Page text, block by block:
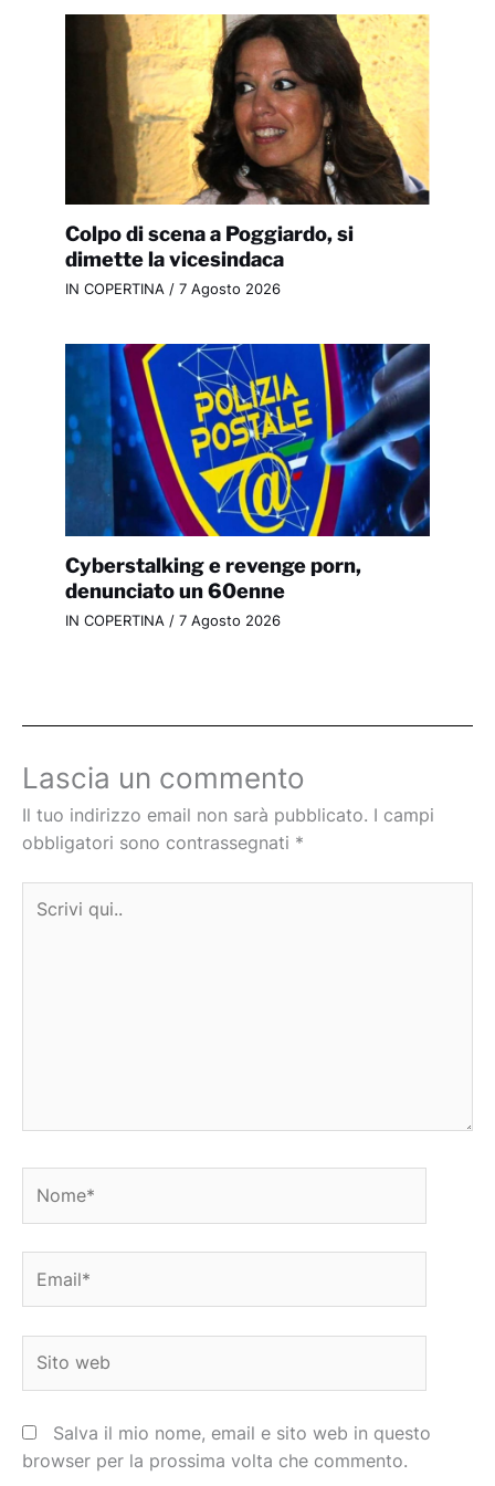
Colpo di scena a Poggiardo, si
dimette la vicesindaca
IN COPERTINA / 7 Agosto 2026
Cyberstalking e revenge porn,
denunciato un 60enne
IN COPERTINA / 7 Agosto 2026
Lascia un commento
Il tuo indirizzo email non sarà pubblicato. I campi
obbligatori sono contrassegnati *
qui..
web
Salva il mio nome, email e sito web in questo
browser per la prossima volta che commento.